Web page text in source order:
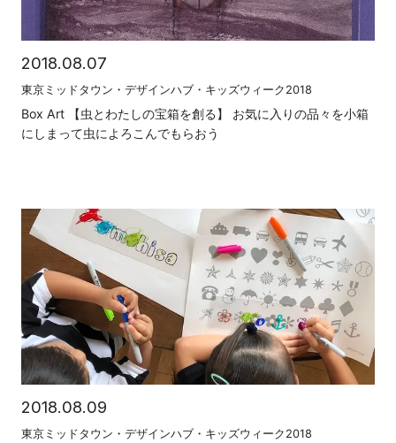
2018.08.07
東京ミッドタウン・デザインハブ・キッズウィーク2018
Box Art 【虫とわたしの宝箱を創る】 お気に入りの品々を小箱
にしまって虫によろこんでもらおう
2018.08.09
東京ミッドタウン・デザインハブ・キッズウィーク2018